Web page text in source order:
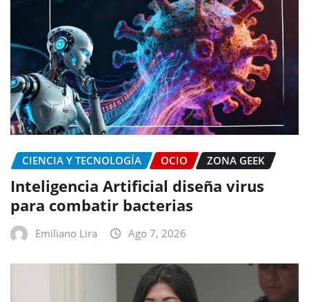
CIENCIA Y TECNOLOGÍA OCIO ZONA GEEK
Inteligencia Artificial diseña virus
para combatir bacterias
Emiliano Lira Ago 7, 2026